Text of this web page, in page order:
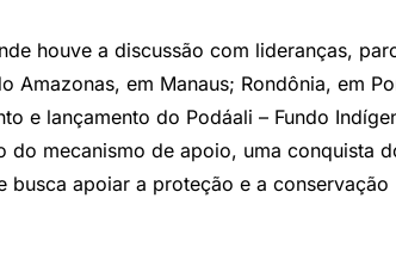
houve a discussão com lideranças,
Amazonas, em Manaus; Rondônia, em
e lançamento do Podáali – Fundo
do mecanismo de apoio, uma conquista
busca apoiar a proteção e a conservação